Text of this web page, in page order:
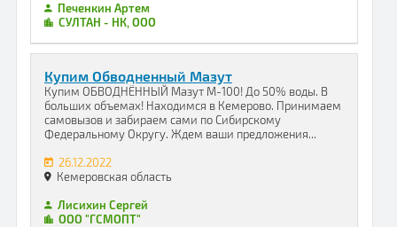
Печенкин Артем
СУЛТАН - НК, ООО
Купим Обводненный Мазут
Купим ОБВОДНЁННЫЙ Мазут M-100! До 50% воды. В
больших объемах! Находимся в Кемерово. Принимаем
самовызов и забираем сами по Сибирскому
Федеральному Округу. Ждем ваши предложения...
26.12.2022
Кемеровская область
Лисихин Сергей
ООО "ГСМОПТ"